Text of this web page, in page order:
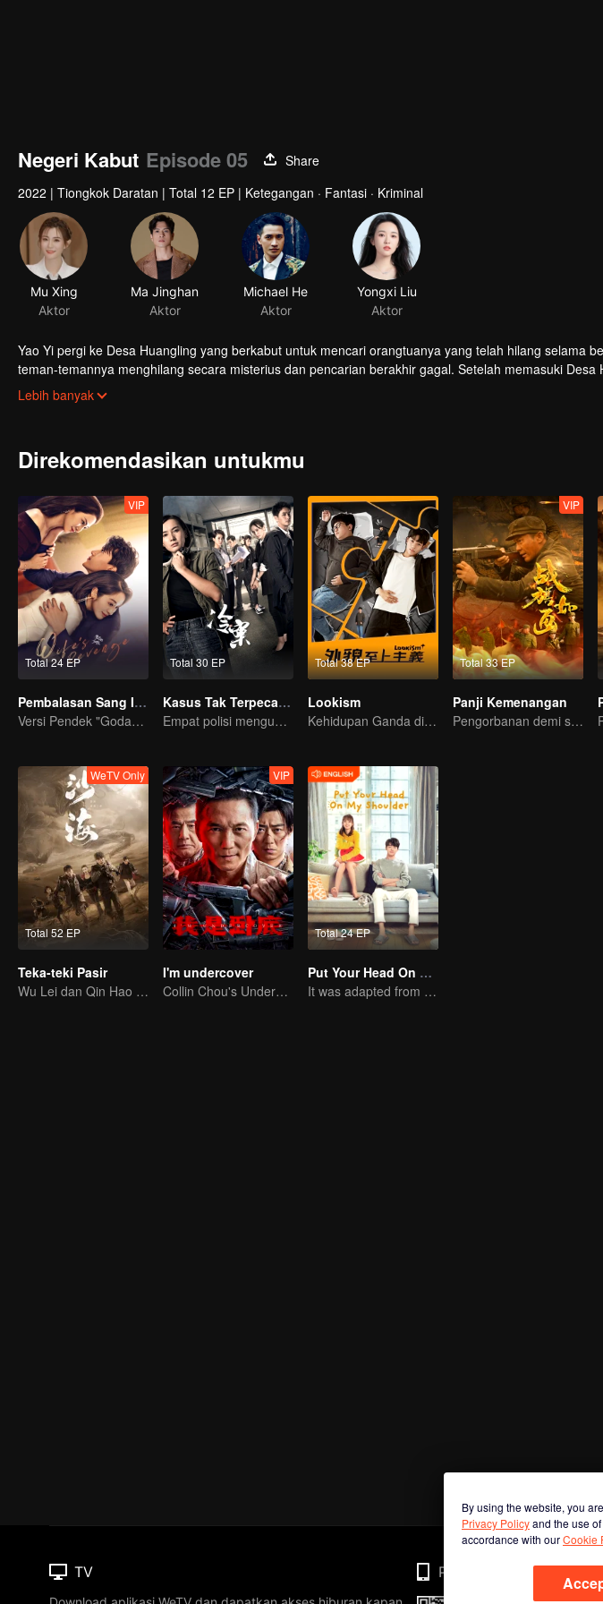
Negeri Kabut Episode 05
Share
2022 | Tiongkok Daratan | Total 12 EP | Ketegangan · Fantasi · Kriminal
Mu Xing
Aktor
Ma Jinghan
Aktor
Michael He
Aktor
Yongxi Liu
Aktor
Yao Yi pergi ke Desa Huangling yang berkabut untuk mencari orangtuanya yang telah hilang selama
teman-temannya menghilang secara misterius dan pencarian berakhir gagal. Setelah memasuki
banyak orang yang tinggal di desa itu, dan mereka tampaknya terkait dengan misteri hilangnya
Lebih banyak
Direkomendasikan untukmu
Total 24 EP
VIP
Pembalasan Sang Istri
Versi Pendek "Godaan Pulang"
Total 30 EP
Kasus Tak Terpecahkan
Empat polisi mengungkap kebenaran kasus dingin
Total 38 EP
Lookism
Kehidupan Ganda di Rumah Mewah: Menjadi Tampan
Total 33 EP
VIP
Panji Kemenangan
Pengorbanan demi sebuah kemenangan
Total 52 EP
WeTV Only
Teka-teki Pasir
Wu Lei dan Qin Hao memulai Perjalanan Eksplorasi
VIP
I'm undercover
Collin Chou's Undercover War
Total 24 EP
Put Your Head On My Shoulder (Eng Dub)
It was adapted from the same series of novels as "A Love so Beautiful"
By using the website, you
Privacy Policyand the use
accordance with ourCookie
TV Phone